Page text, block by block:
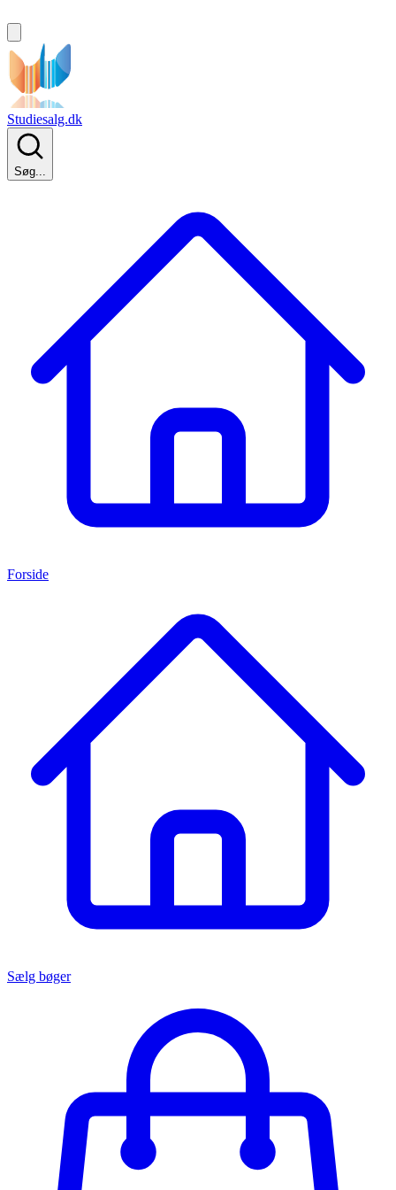
Studiesalg.dk
Søg...
Forside
Sælg bøger